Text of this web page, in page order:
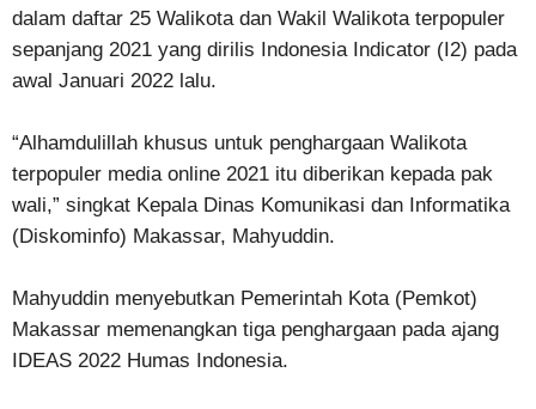
dalam daftar 25 Walikota dan Wakil Walikota terpopuler
sepanjang 2021 yang dirilis Indonesia Indicator (I2) pada
awal Januari 2022 lalu.
“Alhamdulillah khusus untuk penghargaan Walikota
terpopuler media online 2021 itu diberikan kepada pak
wali,” singkat Kepala Dinas Komunikasi dan Informatika
(Diskominfo) Makassar, Mahyuddin.
Mahyuddin menyebutkan Pemerintah Kota (Pemkot)
Makassar memenangkan tiga penghargaan pada ajang
IDEAS 2022 Humas Indonesia.